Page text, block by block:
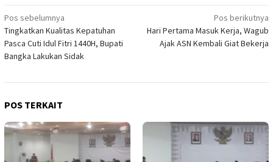
Navigasi
pos
Pos sebelumnya
Tingkatkan Kualitas Kepatuhan
Pasca Cuti Idul Fitri 1440H, Bupati
Bangka Lakukan Sidak
Pos berikutnya
Hari Pertama Masuk Kerja, Wagub
Ajak ASN Kembali Giat Bekerja
POS TERKAIT